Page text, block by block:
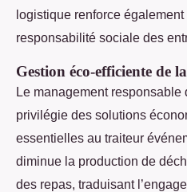
logistique renforce
responsabilité sociale des
Gestion éco-efficiente de
Le management responsable
privilégie des solutions
essentielles au traiteur
diminue la production de
des repas, traduisant